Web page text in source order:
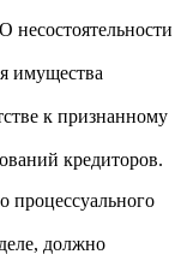
несостоятельности
имущества
к признанному
кредиторов.
процессуального
должно